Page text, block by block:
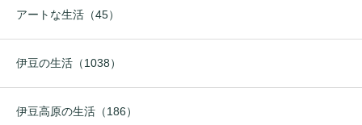
アートな生活（45）
伊豆の生活（1038）
伊豆高原の生活（186）